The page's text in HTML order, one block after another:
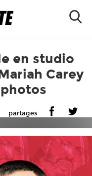
en studio
Carey
partages